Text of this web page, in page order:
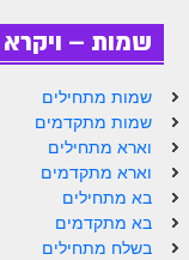
הזוהר הקדוש ויגש מתקדמים
הזוהר הקדוש ויחי מתחילים
הזוהר הקדוש ויחי מתקדמים
ספר הזוהר – שמות
הזוהר הקדוש שמות מתחילים
שמות – ויקרא
שמות מתחילים
שמות מתקדמים
וארא מתחילים
וארא מתקדמים
בא מתחילים
בא מתקדמים
בשלח מתחילים